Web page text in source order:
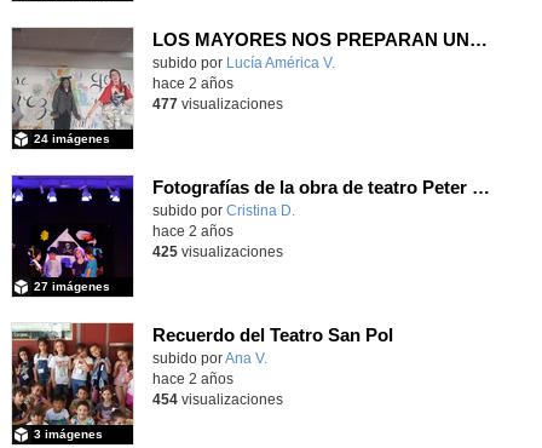
LOS MAYORES NOS PREPARAN UN TEATRO
Contenido educativo.
subido por Lucía América V.
24 imágenes
hace 2 años
477visualizaciones
Fotografías de la obra de teatro Peter Pan CEIP San Ildefonso
subido por Cristina D.
27 imágenes
hace 2 años
425visualizaciones
Recuerdo del Teatro San Pol
subido porAna V.
3 imágenes
hace 2 años
454visualizaciones